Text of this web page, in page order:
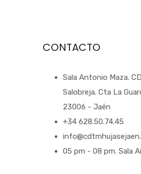
CONTACTO
Sala Antonio Maza.
Salobreja. Cta La
23006 - Jaén
+34 628.50.74.45
05 pm - 08 pm. Sala